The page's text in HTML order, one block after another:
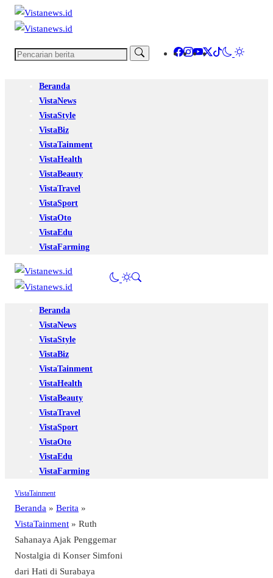
Beranda
VistaNews
VistaStyle
VistaBiz
VistaTainment
VistaHealth
VistaBeauty
VistaTravel
VistaSport
VistaOto
VistaEdu
VistaFarming
Beranda
VistaNews
VistaStyle
VistaBiz
VistaTainment
VistaHealth
VistaBeauty
VistaTravel
VistaSport
VistaOto
VistaEdu
VistaFarming
VistaTainment
Beranda » Berita »
VistaTainment » Ruth
Sahanaya Ajak Penggemar
Nostalgia di Konser Simfoni
dari Hati di Surabaya